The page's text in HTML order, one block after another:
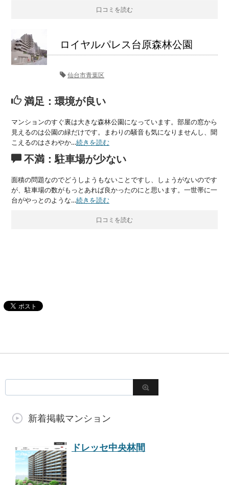
口コミを読む
ロイヤルパレス台原森林公園
仙台市青葉区
満足：環境が良い
マンションのすぐ裏は大きな森林公園になっています。部屋の窓から
見えるのは公園の緑だけです。まわりの騒音も気になりませんし、聞
こえるのはさわやか…続きを読む
不満：駐車場が少ない
面積の問題なのでどうしようもないことですし、しょうがないのです
が、駐車場の数がもっとあれば良かったのにと思います。一世帯に一
台がやっとのような…続きを読む
口コミを読む
新着掲載マンション
ドレッセ中央林間